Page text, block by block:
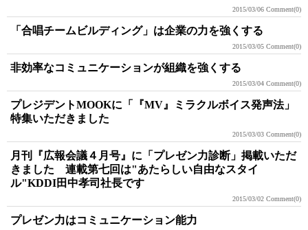
2015/03/06 Comment(0)
「合唱チームビルディング」は企業の力を強くする
2015/03/05 Comment(0)
非効率なコミュニケーションが組織を強くする
2015/03/04 Comment(0)
プレジデントMOOKに「『MV』ミラクルボイス発声法」
特集いただきました
2015/03/03 Comment(0)
月刊『広報会議４月号』に「プレゼン力診断」掲載いただ
きました 連載第七回は"あたらしい自由なスタイ
ル"KDDI田中孝司社長です
2015/03/02 Comment(0)
プレゼン力はコミュニケーション能力